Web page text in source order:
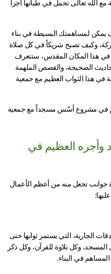
عندما تقرأ هذا المقال ستكتشف كيف يمكن لمساهمتك البسيطة في بناء
مسجد أن تفتح لك أبواب الرحمة والبركة، وكيف تصبح شريكاً في كل صلاة
تُقام، وكل ذكر يُرتل، وكل درس يُلقى في هذا المكان المقدس، ستتعرف
على فضل بناء المساجد من خلال الأحاديث الصحيحة، والقصص الملهمة
عبر التاريخ، والطرق العملية للمشاركة في هذا الثواب العظيم مع جمعية
ابدأ اليوم ببناء بيتك في الجنة، وساهم في مشروع أسّس مسجداً مع جمعية
ما هو فضل بناء المساجد وأجره العظيم في
إن فضل بناء المساجد يتجلى في عدة جوانب تجعل منه من أعظم الأعمال
يُعتبر بناء مساجد من أعظم أنواع الصدقات الجارية، التي يستمر ثوابها حتى
بعد وفاة المسلم،  فكل صلاة تُقام في المسجد، وكل تلاوة للقرآن، وكل ذكر
في البناء.